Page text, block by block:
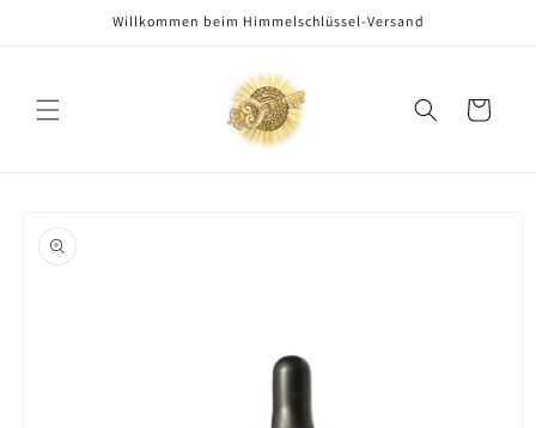
Willkommen beim Himmelschlüssel-Versand
Warenkorb